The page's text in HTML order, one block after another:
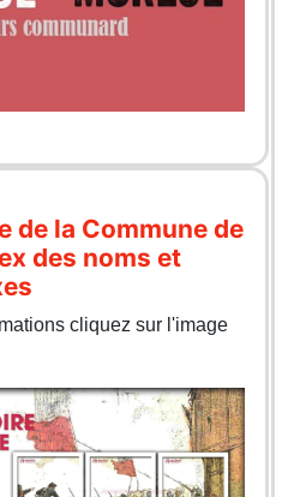
de la Commune de
des noms et
cliquez sur l'image